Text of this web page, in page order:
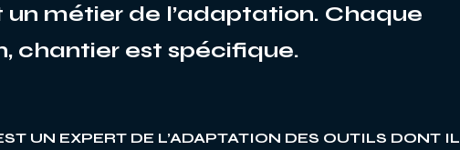
un métier de l’adaptation. Chaque
chantier est spécifique.
UN EXPERT DE L’ADAPTATION DES OUTILS DONT IL